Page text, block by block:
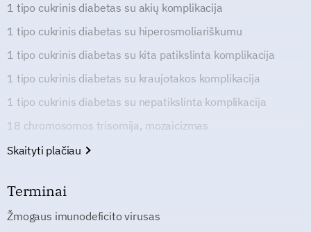
1 tipo cukrinis diabetas su akių komplikacija
1 tipo cukrinis diabetas su hiperosmoliariškumu
1 tipo cukrinis diabetas su kita patikslinta komplikacija
1 tipo cukrinis diabetas su kraujotakos komplikacija
1 tipo cukrinis diabetas su nepatikslinta komplikacija
18 chromosomos trisomija, mozaicizmas
Skaityti plačiau
Terminai
Žmogaus imunodeficito virusas